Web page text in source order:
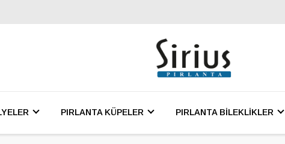
PIRLANTA KÜPELER PIRLANTA BİLEKLİKLER